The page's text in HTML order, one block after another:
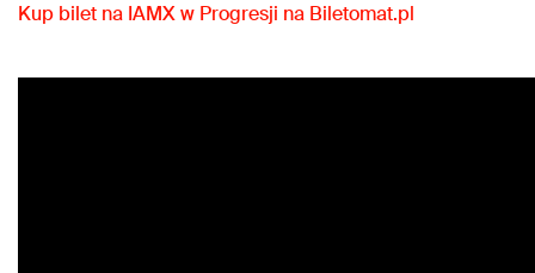
Kup bilet na IAMX w Progresji na Biletomat.pl